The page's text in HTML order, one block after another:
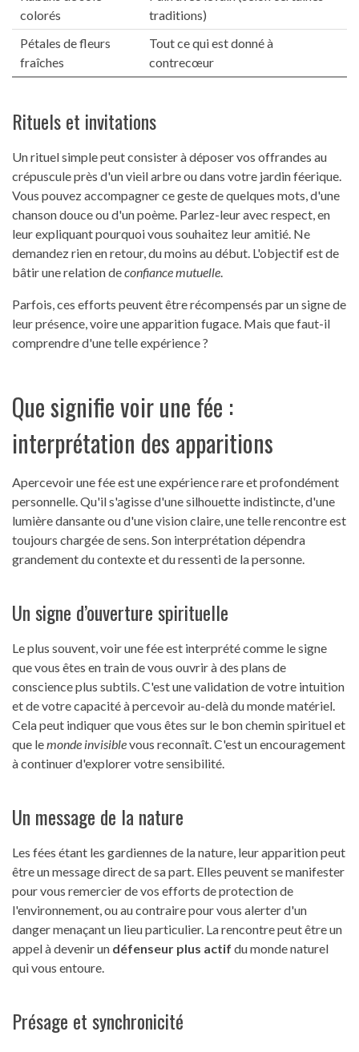
colorés
traditions)
Pétales de fleurs
fraîches
Tout ce qui est donné à
contrecœur
Rituels et invitations
Un rituel simple peut consister à déposer vos offrandes au
crépuscule près d'un vieil arbre ou dans votre jardin féerique.
Vous pouvez accompagner ce geste de quelques mots, d'une
chanson douce ou d'un poème. Parlez-leur avec respect, en
leur expliquant pourquoi vous souhaitez leur amitié. Ne
demandez rien en retour, du moins au début. L'objectif est de
bâtir une relation deconfiance mutuelle.
Parfois, ces efforts peuvent être récompensés par un signe de
leur présence, voire une apparition fugace. Mais que faut-il
comprendre d'une telle expérience ?
Que signifie voir une fée :
interprétation des apparitions
Apercevoir une fée est une expérience rare et profondément
personnelle. Qu'il s'agisse d'une silhouette indistincte, d'une
lumière dansante ou d'une vision claire, une telle rencontre est
toujours chargée de sens. Son interprétation dépendra
grandement du contexte et du ressenti de la personne.
Un signe d’ouverture spirituelle
Le plus souvent, voir une fée est interprété comme le signe
que vous êtes en train de vous ouvrir à des plans de
conscience plus subtils. C'est une validation de votre intuition
et de votre capacité à percevoir au-delà du monde matériel.
Cela peut indiquer que vous êtes sur le bon chemin spirituel et
que lemonde invisiblevous reconnaît. C'est un encouragement
à continuer d'explorer votre sensibilité.
Un message de la nature
Les fées étant les gardiennes de la nature, leur apparition peut
être un message direct de sa part. Elles peuvent se manifester
pour vous remercier de vos efforts de protection de
l'environnement, ou au contraire pour vous alerter d'un
danger menaçant un lieu particulier. La rencontre peut être un
appel à devenir un défenseur plus actif du monde naturel
qui vous entoure.
Présage et synchronicité